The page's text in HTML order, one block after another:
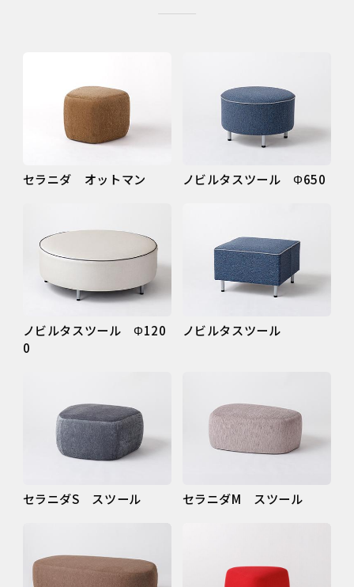
セラニダ オットマン ノビルタスツール Φ650
ノビルタスツール Φ120
0
ノビルタスツール
セラニダS スツール セラニダM スツール